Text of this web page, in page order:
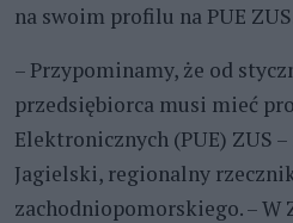
na swoim profilu na PUE
– Przypominamy, że od
przedsiębiorca musi mieć
Elektronicznych (PUE) ZUS
Jagielski, regionalny
zachodniopomorskiego. –